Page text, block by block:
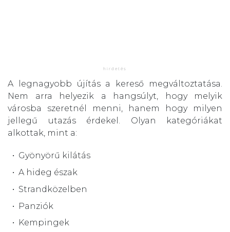
A legnagyobb újítás a kereső megváltoztatása.
Nem arra helyezik a hangsúlyt, hogy melyik
városba szeretnél menni, hanem hogy milyen
jellegű utazás érdekel. Olyan kategóriákat
alkottak, mint a:
Gyönyörű kilátás
A hideg észak
Strandközelben
Panziók
Kempingek